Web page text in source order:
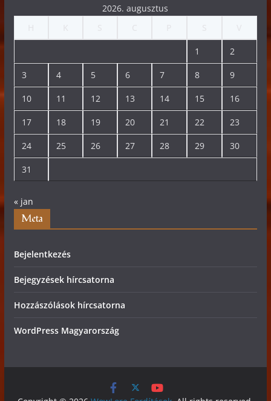
2026. augusztus
1 2
3 4 5 6 7 8 9
10 11 12 13 14 15 16
17 18 19 20 21 22 23
24 25 26 27 28 29 30
31
« jan
Meta
Bejelentkezés
Bejegyzések hírcsatorna
Hozzászólások hírcsatorna
WordPress Magyarország